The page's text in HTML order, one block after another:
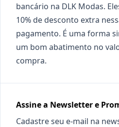
bancário na DLK Modas.
10% de desconto extra
pagamento. É uma forma
um bom abatimento no
compra.
Assine a Newsletter e
Cadastre seu e-mail na